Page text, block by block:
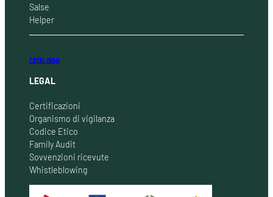
Salse
Helper
CATALOGHI
LEGAL
Certificazioni
Organismo di vigilanza
Codice Etico
Family Audit
Sovvenzioni ricevute
Whistleblowing